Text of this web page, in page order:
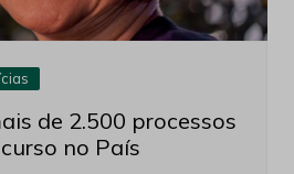
de 2.500 processos
no País